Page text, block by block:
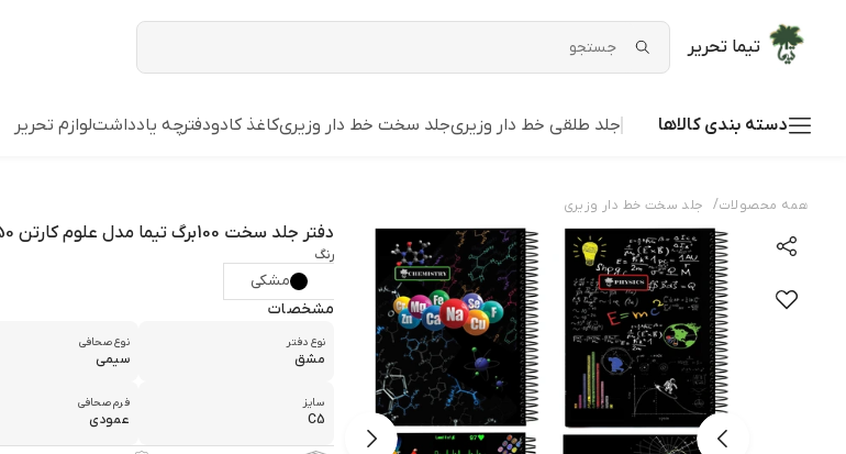
تیما تحریر
دسته بندی کالاها جلد طلقی خط دار وزیریجلد سخت خط دار وزیریکاغذ کادودفترچه یادداشتلوازم تحریر
همه محصولات/ جلد سخت خط دار وزیری
دفتر جلد سخت 100برگ تیما مدل علوم کارتن 50 جلدی
رنگ
مشکی
مشخصات
نوع دفتر
مشق
نوع صحافی
سیمی
سایز
C5
فرم صحافی
عمودی